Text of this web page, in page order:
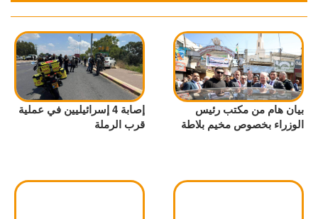
بيان هام من مكتب رئيس
الوزراء بخصوص مخيم بلاطة
إصابة 4 إسرائيليين في عملية
قرب الرملة